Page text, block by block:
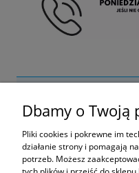
Dbamy o Twoją
Pliki cookies i pokrewne im
działanie strony i pomagają
potrzeb. Możesz